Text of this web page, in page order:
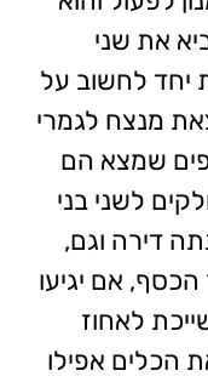
את שני
לחשוב על
מנצח לגמרי
שמצא הם
לשני בני
דירה וגם,
אם יגיעו
לאחוז
הכלים אפילו